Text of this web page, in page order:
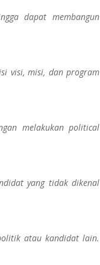
dapat membangun
visi, misi, dan program
melakukan political
yang tidak dikenal
atau kandidat lain.